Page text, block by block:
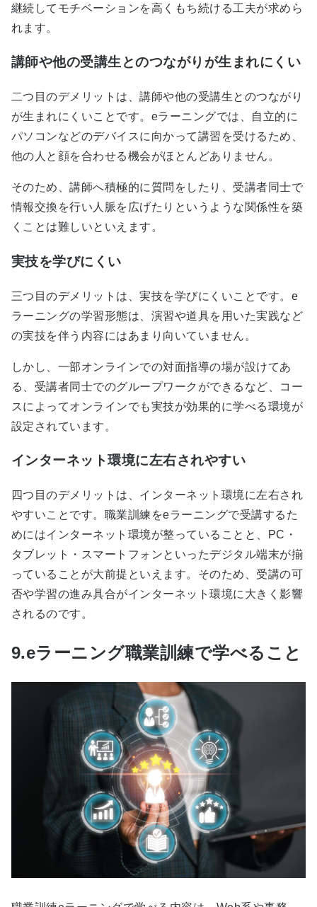
継続してモチベーションを高くもち続ける工夫が求めら
れます。
講師や他の受講生とのつながりが生まれにくい
二つ目のデメリットは、講師や他の受講生とのつながり
が生まれにくいことです。eラーニングでは、自立的に
パソコンなどのデバイスに向かって講習を受けるため、
他の人と顔を合わせる機会がほとんどありません。
そのため、講師へ積極的に質問をしたり、受講者同士で
情報交換を行い人脈を広げたりというような関係性を築
くことは難しいといえます。
実技を学びにくい
三つ目のデメリットは、実技を学びにくいことです。e
ラーニングの学習形態は、演習や道具を用いた実践など
の実技を伴う内容にはあまり向いていません。
しかし、一部オンラインでの対面指導の場が設けてあ
る、受講者同士でのグループワークができるなど、コー
スによってオンラインでも実技が効果的に学べる環境が
設定されています。
インターネット環境に左右されやすい
四つ目のデメリットは、インターネット環境に左右され
やすいことです。職業訓練をeラーニングで受講するた
めにはインターネット環境が整っていることと、PC・
タブレット・スマートフォンといったデジタル端末が揃
っていることが大前提といえます。そのため、受講の可
否や学習の進み具合がインターネット環境に大きく影響
されるのです。
9.eラーニング職業訓練で学べること